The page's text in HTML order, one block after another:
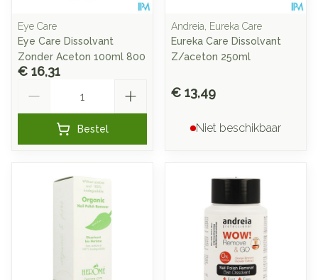
Eye Care
Eye Care Dissolvant
Zonder Aceton 100ml 800
€ 16,31
Bestel
Andreia, Eureka Care
Eureka Care Dissolvant
Z/aceton 250ml
€ 13,49
Niet beschikbaar